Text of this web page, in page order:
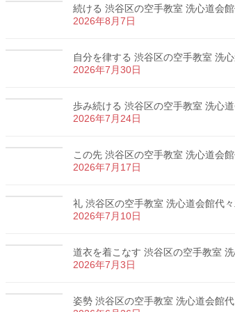
続ける 渋谷区の空手教室 洗心道会
2026年8月7日
自分を律する 渋谷区の空手教室 洗
2026年7月30日
歩み続ける 渋谷区の空手教室 洗心
2026年7月24日
この先 渋谷区の空手教室 洗心道会
2026年7月17日
礼 渋谷区の空手教室 洗心道会館代
2026年7月10日
道衣を着こなす 渋谷区の空手教室
2026年7月3日
姿勢 渋谷区の空手教室 洗心道会館